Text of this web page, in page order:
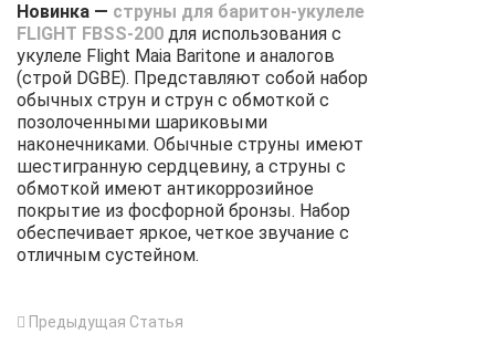
Новинка — струны для баритон-укулеле
FLIGHT FBSS-200 для использования с
укулеле Flight Maia Baritone и аналогов
(строй DGBE). Представляют собой набор
обычных струн и струн c обмоткой с
позолоченными шариковыми
наконечниками. Обычные струны имеют
шестигранную сердцевину, а струны с
обмоткой имеют антикоррозийное
покрытие из фосфорной бронзы. Набор
обеспечивает яркое, четкое звучание с
отличным сустейном.
Предыдущая Статья